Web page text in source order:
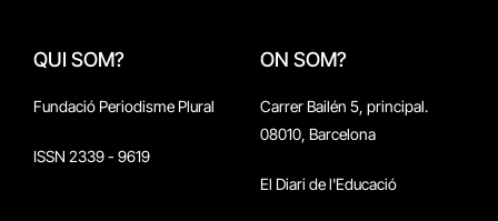
QUI SOM?
Fundació Periodisme Plural
ISSN 2339 - 9619
ON SOM?
Carrer Bailén 5, principal.
08010, Barcelona
El Diari de l'Educació